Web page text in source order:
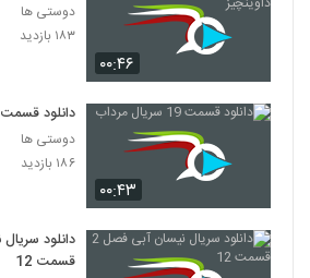
۰۰:۴۶
دوستی ها
۱۸۳ بازدید
۰۰:۴۳
دانلود قسمت 19 سریال مرداب
دوستی ها
۱۸۶ بازدید
قسمت 12